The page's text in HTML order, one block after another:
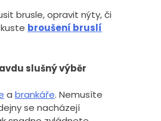
brusle, opravit nýty, či
broušení bruslí
slušný výběr
a brankáře. Nemusíte
se nacházejí